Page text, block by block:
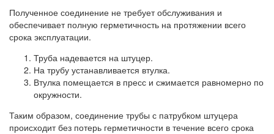
Полученное соединение не требует обслуживания и
обеспечивает полную герметичность на протяжении всего
срока эксплуатации.
Труба надевается на штуцер.
На трубу устанавливается втулка.
Втулка помещается в пресс и сжимается равномерно по
окружности.
Таким образом, соединение трубы с патрубком штуцера
происходит без потерь герметичности в течение всего срока